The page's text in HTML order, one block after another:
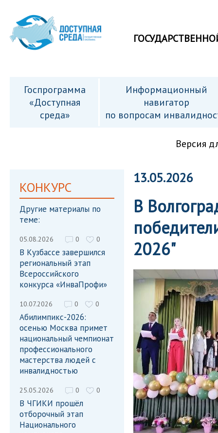
Госпрограмма
«Доступная
среда»
Информационный
навигатор
по вопросам
Версия
КОНКУРС
Другие материалы по
теме:
05.08.2026 0 0
В Кузбассе завершился
региональный этап
Всероссийского
конкурса «ИнваПрофи»
10.07.2026 0 0
Абилимпикс-2026:
осенью Москва примет
национальный чемпионат
профессионального
мастерства людей с
инвалидностью
25.05.2026 0 0
В ЧГИКИ прошёл
отборочный этап
Национального
13.05.2026
В
2026"